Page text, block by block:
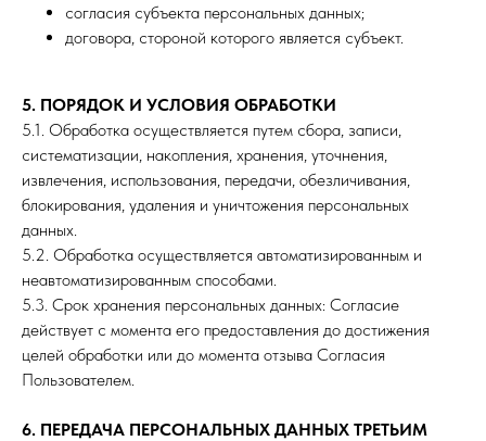
согласия субъекта персональных данных;
договора, стороной которого является субъект.
5. ПОРЯДОК И УСЛОВИЯ ОБРАБОТКИ
5.1. Обработка осуществляется путем сбора, записи,
систематизации, накопления, хранения, уточнения,
извлечения, использования, передачи, обезличивания,
блокирования, удаления и уничтожения персональных
данных.
5.2. Обработка осуществляется автоматизированным и
неавтоматизированным способами.
5.3. Срок хранения персональных данных: Согласие
действует с момента его предоставления до достижения
целей обработки или до момента отзыва Согласия
Пользователем.
6. ПЕРЕДАЧА ПЕРСОНАЛЬНЫХ ДАННЫХ ТРЕТЬИМ